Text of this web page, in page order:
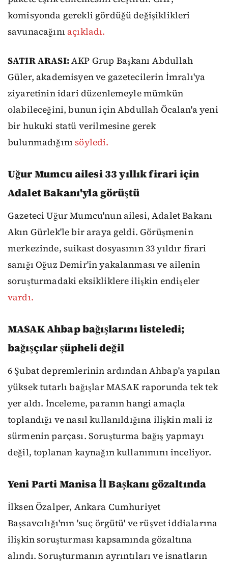
komisyonda gerekli gördüğü değişiklikleri
savunacağını açıkladı.
SATIR ARASI:AKP Grup Başkanı Abdullah
Güler, akademisyen ve gazetecilerin İmralı'ya
ziyaretinin idari düzenlemeyle mümkün
olabileceğini, bunun için Abdullah Öcalan'a yeni
bir hukuki statü verilmesine gerek
bulunmadığınısöyledi.
Uğur Mumcu ailesi 33 yıllık firari için
Adalet Bakanı'yla görüştü
Gazeteci Uğur Mumcu'nun ailesi, Adalet Bakanı
Akın Gürlek'le bir araya geldi. Görüşmenin
merkezinde, suikast dosyasının 33 yıldır firari
sanığı Oğuz Demir'in yakalanması ve ailenin
soruşturmadaki eksikliklere ilişkin endişeler
vardı.
MASAK Ahbap bağışlarını listeledi;
bağışçılar şüpheli değil
6 Şubat depremlerinin ardından Ahbap'a yapılan
yüksek tutarlı bağışlar MASAK raporunda tek tek
yer aldı. İnceleme, paranın hangi amaçla
toplandığı ve nasıl kullanıldığına ilişkin mali iz
sürmenin parçası. Soruşturma bağış yapmayı
değil, toplanan kaynağın kullanımını inceliyor.
Yeni Parti Manisa İl Başkanı gözaltında
İlksen Özalper, Ankara Cumhuriyet
Başsavcılığı'nın 'suç örgütü' ve rüşvet iddialarına
ilişkin soruşturması kapsamında gözaltına
alındı. Soruşturmanın ayrıntıları ve isnatların